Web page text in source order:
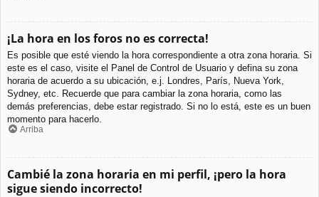
¡La hora en los foros no es correcta!
Es posible que esté viendo la hora correspondiente a otra zona horaria. Si
este es el caso, visite el Panel de Control de Usuario y defina su zona
horaria de acuerdo a su ubicación, e.j. Londres, París, Nueva York,
Sydney, etc. Recuerde que para cambiar la zona horaria, como las
demás preferencias, debe estar registrado. Si no lo está, este es un buen
momento para hacerlo.
Arriba
Cambié la zona horaria en mi perfil, ¡pero la hora
sigue siendo incorrecto!